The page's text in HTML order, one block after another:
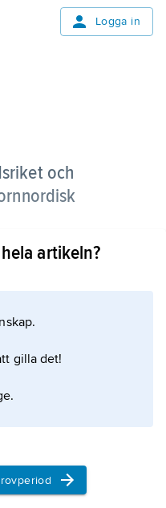
Logga in
och
Loke och
syskon kan
styra över
artikeln?
gilla det!